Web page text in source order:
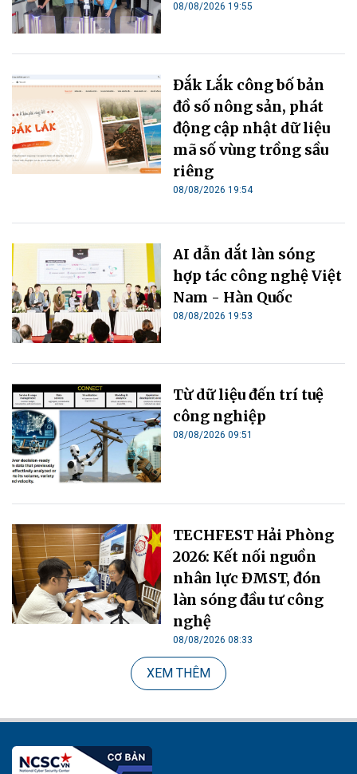
08/08/2026 19:55
Đắk Lắk công bố bản
đồ số nông sản, phát
động cập nhật dữ liệu
mã số vùng trồng sầu
riêng
08/08/2026 19:54
AI dẫn dắt làn sóng
hợp tác công nghệ Việt
Nam - Hàn Quốc
08/08/2026 19:53
Từ dữ liệu đến trí tuệ
công nghiệp
08/08/2026 09:51
TECHFEST Hải Phòng
2026: Kết nối nguồn
nhân lực ĐMST, đón
làn sóng đầu tư công
nghệ
08/08/2026 08:33
XEM THÊM